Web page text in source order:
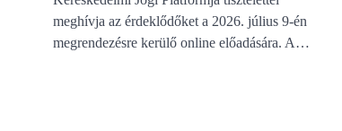
meghívja az érdeklődőket a 2026. július 9-én
megrendezésre kerülő online előadására. A…